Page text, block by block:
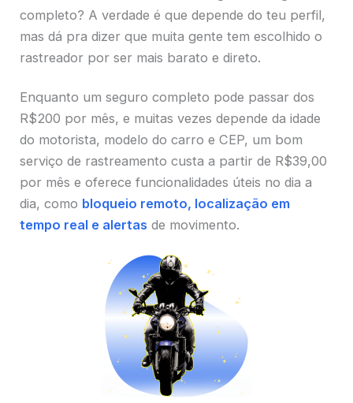
completo? A verdade é que depende do teu perfil,
mas dá pra dizer que muita gente tem escolhido o
rastreador por ser mais barato e direto.
Enquanto um seguro completo pode passar dos
R$200 por mês, e muitas vezes depende da idade
do motorista, modelo do carro e CEP, um bom
serviço de rastreamento custa a partir de R$39,00
por mês e oferece funcionalidades úteis no dia a
dia, como bloqueio remoto, localização em
tempo real e alertas de movimento.